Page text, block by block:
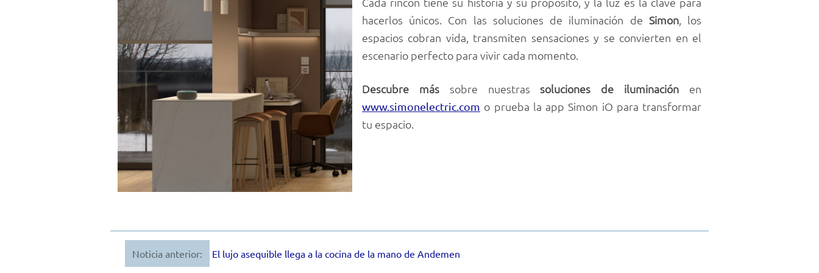
hacerlos únicos. Con las soluciones de iluminación de Simon, los
espacios cobran vida, transmiten sensaciones y se convierten en el
escenario perfecto para vivir cada momento.
Descubre mássobre nuestras soluciones de iluminación en
www.simonelectric.com o prueba la app Simon iO para transformar
tu espacio.
Navegación
Noticia anterior: El lujo asequible llega a la cocina de la mano de Andemen